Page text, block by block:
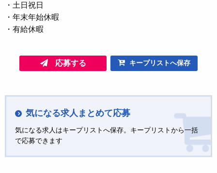
・土日祝日
・年末年始休暇
・有給休暇
応募する キープリストへ保存
気になる求人まとめて応募
気になる求人はキープリストへ保存。キープリストから一括
で応募できます